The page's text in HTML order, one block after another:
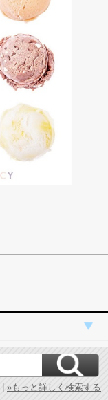
| »もっと詳しく検索する